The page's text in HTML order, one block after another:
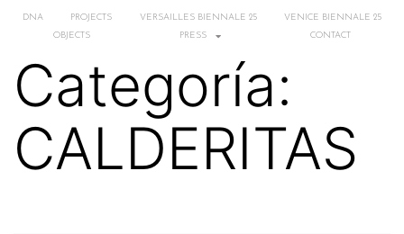
DNA PROJECTS VERSAILLES BIENNALE 25
VENICE BIENNALE 25
OBJECTS
PRESS CONTACT
Categoría:
CALDERITAS